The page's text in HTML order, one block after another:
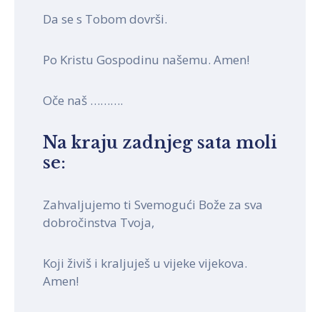
Da se s Tobom dovrši.
Po Kristu Gospodinu našemu. Amen!
Oče naš ……….
Na kraju zadnjeg sata moli
se:
Zahvaljujemo ti Svemogući Bože za sva
dobročinstva Tvoja,
Koji živiš i kraljuješ u vijeke vijekova.
Amen!